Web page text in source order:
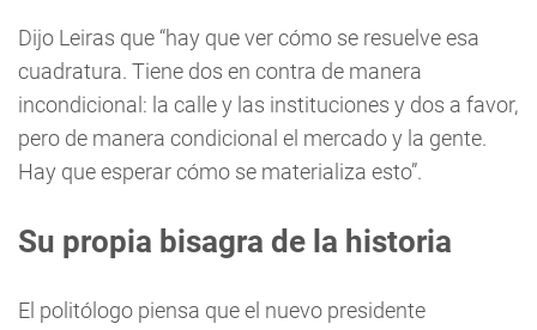
Dijo Leiras que “hay que ver cómo se resuelve esa
cuadratura. Tiene dos en contra de manera
incondicional: la calle y las instituciones y dos a favor,
pero de manera condicional el mercado y la gente.
Hay que esperar cómo se materializa esto”.
Su propia bisagra de la historia
El politólogo piensa que el nuevo presidente